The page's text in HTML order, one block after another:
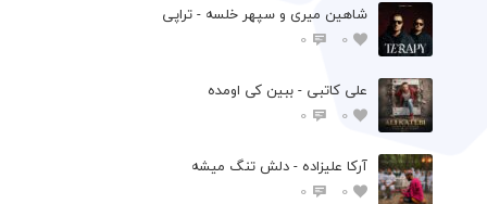
شاهین میری و سپهر خلسه - تراپی
0
0
علی کاتبی - ببین کی اومده
0
0
آرکا علیزاده - دلش تنگ میشه
0
0